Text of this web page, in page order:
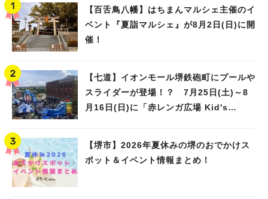
【百舌鳥八幡】はちまんマルシェ主催のイ
ベント『夏詣マルシェ』が8月2日(日)に開
催！
【七道】イオンモール堺鉄砲町にプールや
スライダーが登場！？ 7月25日(土)～8
月16日(日)に「赤レンガ広場 Kid's
【堺市】2026年夏休みの堺のおでかけス
ポット＆イベント情報まとめ！